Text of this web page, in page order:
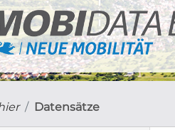
Datensätze